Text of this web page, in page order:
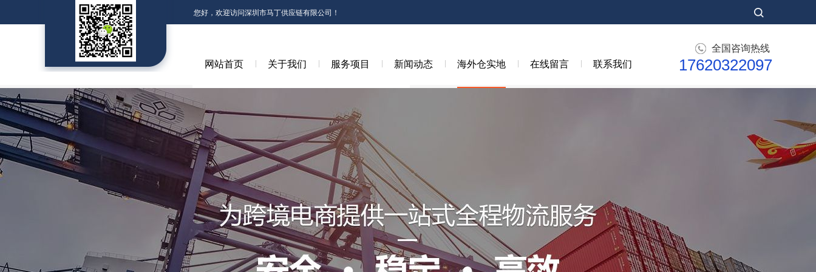
您好，欢迎访问深圳市马丁供应链有限公司！
网站首页 关于我们 服务项目 新闻动态 海外仓实地 在线留言 联系我们
全国咨询热线
17620322097